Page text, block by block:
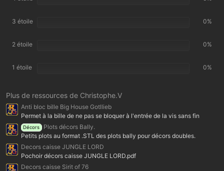
3 étoile 0%
2 étoile 0%
1 étoile 0%
Plus de ressources de Christophe.V
Anti bloc bille Big House Gotllieb
Permet à la bille de ne pas se bloquer à l'entrée de la vis sans fin
Décors
Plots décors Bally.
Petits plots au format .STL des plots bally pour décors doubles.
Decors caisse JUNGLE LORD
Pochoir décors caisse JUNGLE LORD.pdf
Decors caisse Sirit of 76